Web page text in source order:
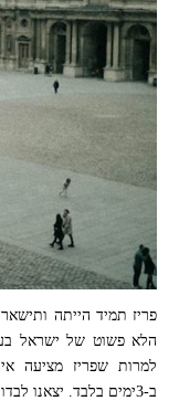
פריז תמיד הייתה
הלא פשוט של ישראל
למרות שפריז מציעה
ב-3ימים בלבד. יצאנו